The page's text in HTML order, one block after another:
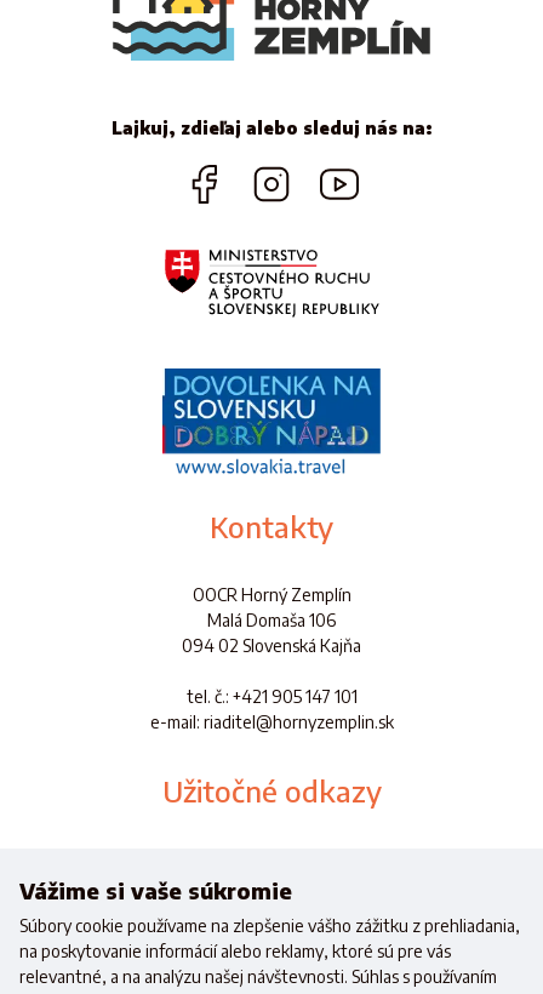
Lajkuj, zdieľaj alebo sleduj nás na:
Kontakty
OOCR Horný Zemplín
Malá Domaša 106
094 02 Slovenská Kajňa
tel. č.: +421 905 147 101
e-mail: riaditel@hornyzemplin.sk
Užitočné odkazy
Aplikácia
Vážime si vaše súkromie
Súbory cookie používame na zlepšenie vášho zážitku z prehliadania,
na poskytovanie informácií alebo reklamy, ktoré sú pre vás
relevantné, a na analýzu našej návštevnosti. Súhlas s používaním